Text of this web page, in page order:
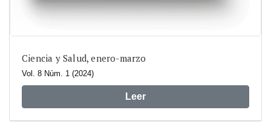
Ciencia y Salud, enero-marzo
Vol. 8 Núm. 1 (2024)
Leer